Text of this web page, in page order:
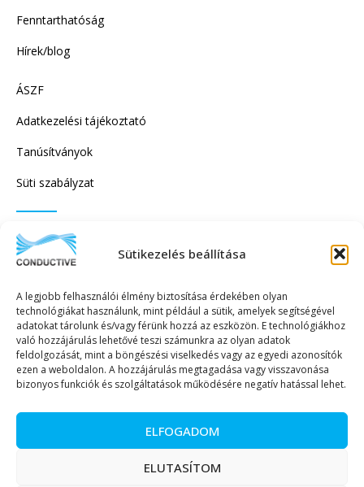
Sütikezelés beállítása
A legjobb felhasználói élmény biztosítása érdekében olyan
technológiákat használunk, mint például a sütik, amelyek segítségével
adatokat tárolunk és/vagy férünk hozzá az eszközön. E technológiákhoz
való hozzájárulás lehetővé teszi számunkra az olyan adatok
feldolgozását, mint a böngészési viselkedés vagy az egyedi azonosítók
ezen a weboldalon. A hozzájárulás megtagadása vagy visszavonása
bizonyos funkciók és szolgáltatások működésére negatív hatással lehet.
ELFOGADOM
ELUTASÍTOM
Fenntarthatóság
Hírek/blog
ÁSZF
Adatkezelési tájékoztató
Tanúsítványok
Süti szabályzat
IRATKOZZON FEL HÍRLEVELÜNKRE!
KÜLDÉS
Copyright © 2023. Minden jog fenntartva. – Conductive Kereskedelmi és